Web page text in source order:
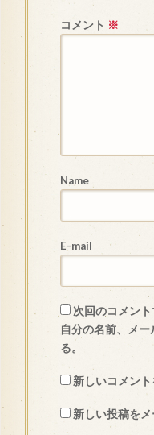
コメント ※
Name
E-mail
次回のコメン
自分の名前、メ
る。
新しいコメン
新しい投稿を